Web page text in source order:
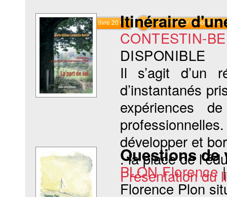
Commander le livre 20 € Commander l'Ebook 12 €
Itinéraire
CONTESTIN-
DISPONIBLE
Il s’agit d’un
d’instantanés
expériences
développer et
: la place de
Présentation du
Questions de
PLON Florence
Florence Plon